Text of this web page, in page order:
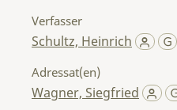
Verfasser
Schultz, Heinrich
Adressat(en)
Wagner, Siegfried